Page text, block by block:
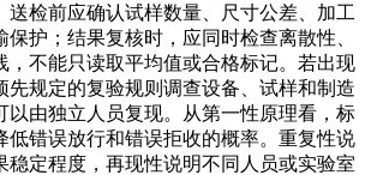
送检前应确认试样数量、尺寸公差、加工
护；结果复核时，应同时检查离散性、
，不能只读取平均值或合格标记。若出现
先规定的复验规则调查设备、试样和制造
以由独立人员复现。从第一性原理看，标
低错误放行和错误拒收的概率。重复性说
稳定程度，再现性说明不同人员或实验室